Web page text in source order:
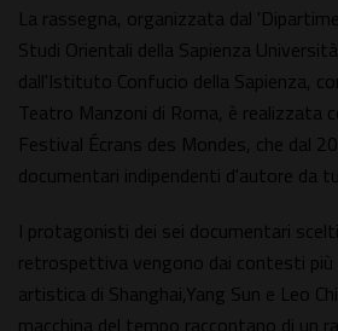
La rassegna, organizzata dal
Studi Orientali della Sapienza
dall'Istituto Confucio della Sapienza,
Teatro Manzoni di Roma, è realizzata
Festival Écrans des Mondes, che dal
documentari indipendenti d'autore da
I protagonisti dei sei documentari
retrospettiva vengono dai contesti più
artistica di Shanghai,Yang Sun e Leo
macchina del tempo raccontano di un